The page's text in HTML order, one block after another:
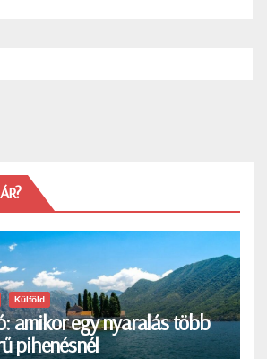
Külföld
amikor egy nyaralás több
pihenésnél